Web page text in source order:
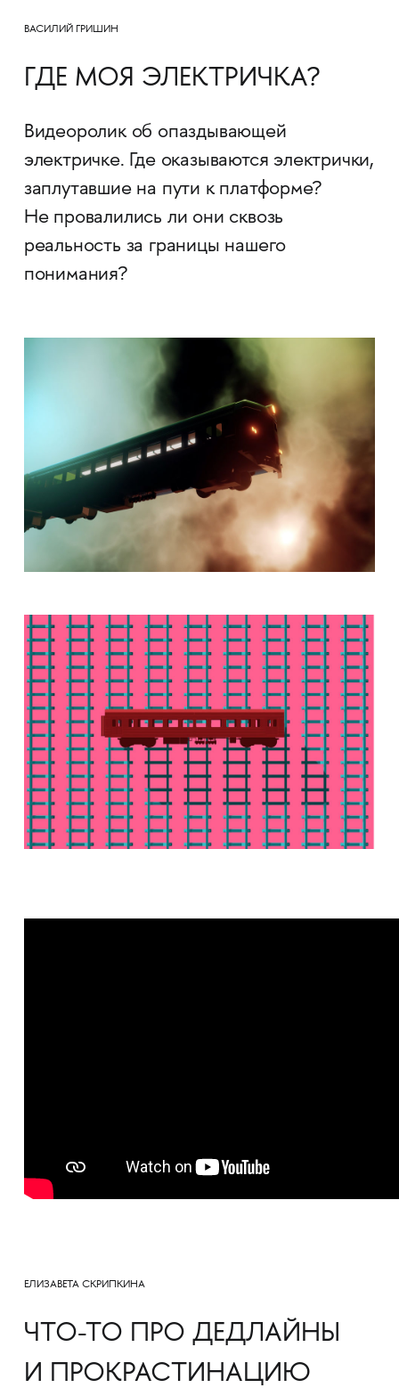
ВАСИЛИЙ ГРИШИН
ГДЕ МОЯ ЭЛЕКТРИЧКА?
Видеоролик об опаздывающей
электричке. Где оказываются электрички,
заплутавшие на пути к платформе?
Не провалились ли они сквозь
реальность за границы нашего
понимания?
ЕЛИЗАВЕТА СКРИПКИНА
ЧТО-ТО ПРО ДЕДЛАЙНЫ
И ПРОКРАСТИНАЦИЮ